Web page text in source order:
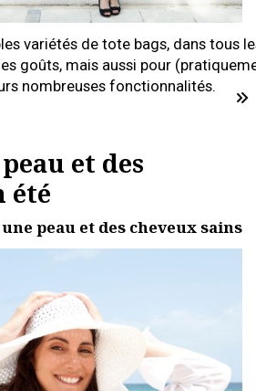
variétés de tote bags, dans tous
goûts, mais aussi pour
nombreuses fonctionnalités.
et des
été
peau et des cheveux sains